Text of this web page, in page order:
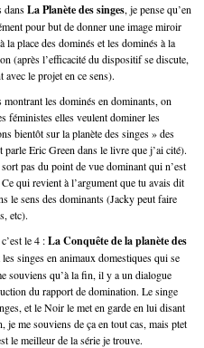
dansLa Planète des singes, je pense qu’en
pour but de donner une image miroir
la place des dominés et les dominés à la
(après l’efficacité du dispositif se discute,
avec le projet en ce sens).
les dominés en dominants, on
féministes elles veulent dominer les
bientôt sur la planète des singes » des
Eric Green dans le livre que j’ai cité).
pas du point de vue dominant qui n’est
qui revient à l’argument que tu avais dit
le sens des dominants (Jacky peut faire
etc).
le 4 :La Conquête de la planète des
singes en animaux domestiques qui se
souviens qu’à la fin, il y a un dialogue
du rapport de domination. Le singe
et le Noir le met en garde en lui disant
me souviens de ça en tout cas, mais ptet
le meilleur de la série je trouve.